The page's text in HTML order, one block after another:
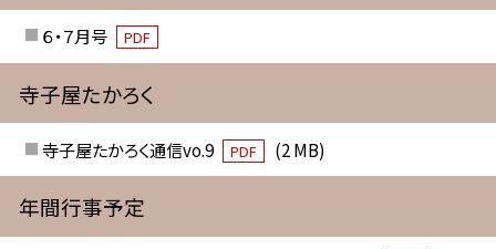
６・７月号 PDF
寺子屋たかろく
寺子屋たかろく通信vo.9 PDF (2 MB)
年間行事予定